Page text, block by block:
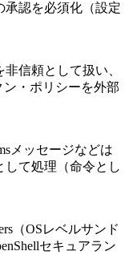
承認を必須化（設定
信頼として扱い、
・ポリシーを外部
メッセージなどは
して処理（命令とし
（OSレベルサンド
セキュアラン